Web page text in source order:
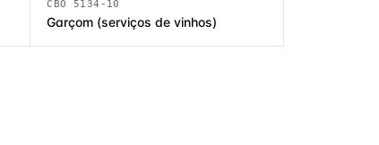
CBO 5134-10
Garçom (serviços de vinhos)